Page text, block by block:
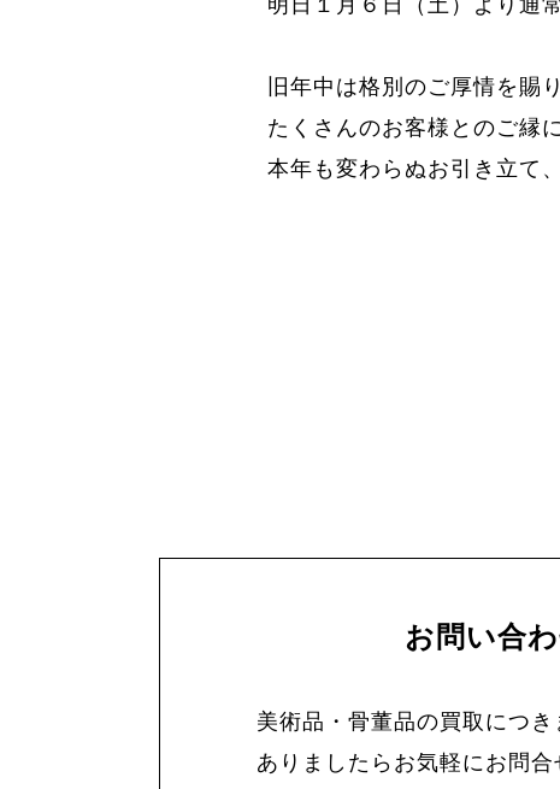
明日１月６日（土）より通
旧年中は格別のご厚情を賜
たくさんのお客様とのご縁
本年も変わらぬお引き立て
お問い合
美術品・骨董品の買取につ
ありましたらお気軽にお問合